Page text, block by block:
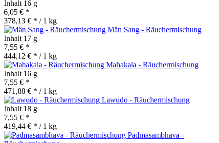
Inhalt 16 g
6,05 € *
378,13 € * / 1 kg
Män Sang - Räuchermischung
Inhalt 17 g
7,55 € *
444,12 € * / 1 kg
Mahakala - Räuchermischung
Inhalt 16 g
7,55 € *
471,88 € * / 1 kg
Lawudo - Räuchermischung
Inhalt 18 g
7,55 € *
419,44 € * / 1 kg
Padmasambhava -